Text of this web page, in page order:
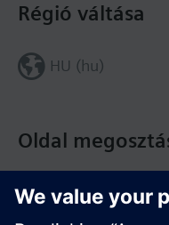
Oldal
Régió váltása
HU (hu)